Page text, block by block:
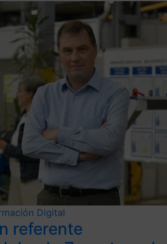
Digital
referente